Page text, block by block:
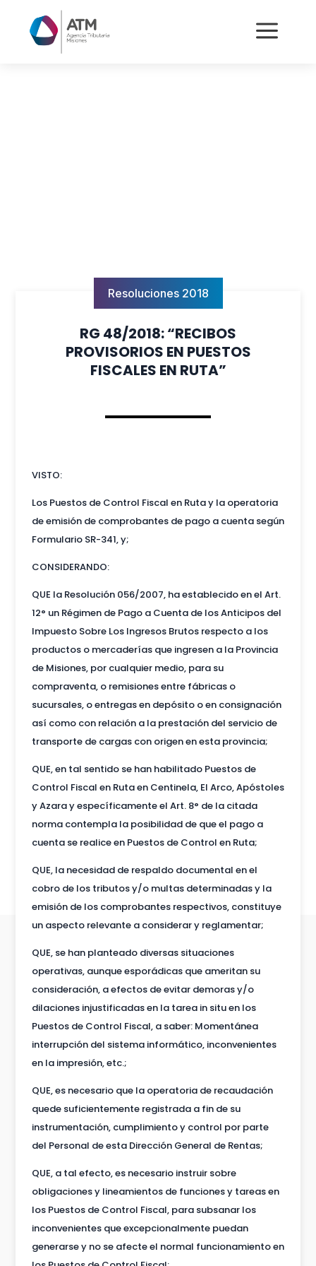
a
Resoluciones 2018
RG 48/2018: “RECIBOS
PROVISORIOS EN PUESTOS
FISCALES EN RUTA”
VISTO:
Los Puestos de Control Fiscal en Ruta y la operatoria
de emisión de comprobantes de pago a cuenta según
Formulario SR-341, y;
CONSIDERANDO:
QUE la Resolución 056/2007, ha establecido en el Art.
12° un Régimen de Pago a Cuenta de los Anticipos del
Impuesto Sobre Los Ingresos Brutos respecto a los
productos o mercaderías que ingresen a la Provincia
de Misiones, por cualquier medio, para su
compraventa, o remisiones entre fábricas o
sucursales, o entregas en depósito o en consignación
así como con relación a la prestación del servicio de
transporte de cargas con origen en esta provincia;
QUE, en tal sentido se han habilitado Puestos de
Control Fiscal en Ruta en Centinela, El Arco, Apóstoles
y Azara y específicamente el Art. 8° de la citada
norma contempla la posibilidad de que el pago a
cuenta se realice en Puestos de Control en Ruta;
QUE, la necesidad de respaldo documental en el
cobro de los tributos y/o multas determinadas y la
emisión de los comprobantes respectivos, constituye
un aspecto relevante a considerar y reglamentar;
QUE, se han planteado diversas situaciones
operativas, aunque esporádicas que ameritan su
consideración, a efectos de evitar demoras y/o
dilaciones injustificadas en la tarea in situ en los
Puestos de Control Fiscal, a saber: Momentánea
interrupción del sistema informático, inconvenientes
en la impresión, etc.;
QUE, es necesario que la operatoria de recaudación
quede suficientemente registrada a fin de su
instrumentación, cumplimiento y control por parte
del Personal de esta Dirección General de Rentas;
QUE, a tal efecto, es necesario instruir sobre
obligaciones y lineamientos de funciones y tareas en
los Puestos de Control Fiscal, para subsanar los
inconvenientes que excepcionalmente puedan
generarse y no se afecte el normal funcionamiento en